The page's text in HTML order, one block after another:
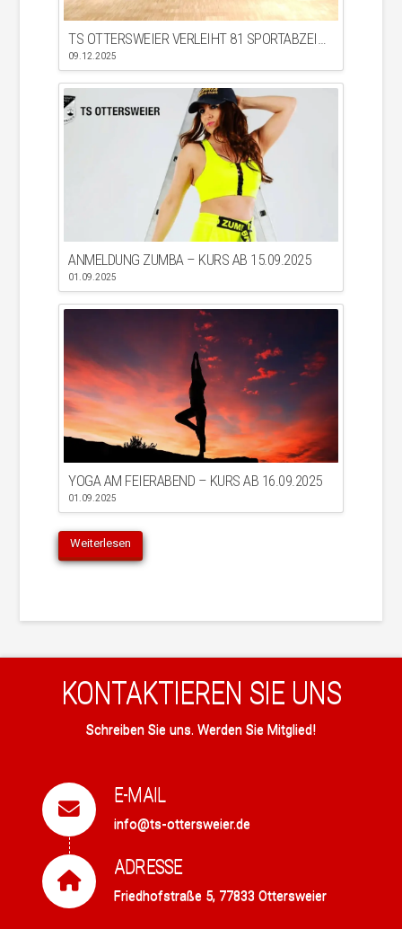
TS OTTERSWEIER VERLEIHT 81 SPORTABZEICHEN – JÜNGSTE UND ÄLTESTE GEMEINSAM ERFOLGREICH
09.12.2025
ANMELDUNG ZUMBA – KURS AB 15.09.2025
01.09.2025
YOGA AM FEIERABEND – KURS AB 16.09.2025
01.09.2025
Weiterlesen
KONTAKTIEREN SIE UNS
Schreiben Sie uns. Werden Sie Mitglied!
C
E-MAIL
info@ts-ottersweier.de
ADRESSE
Friedhofstraße 5, 77833 Ottersweier